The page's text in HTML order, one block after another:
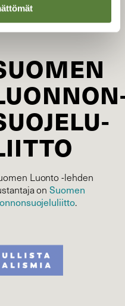
uutiskirje
Luonto -lehden
onSuomen
.